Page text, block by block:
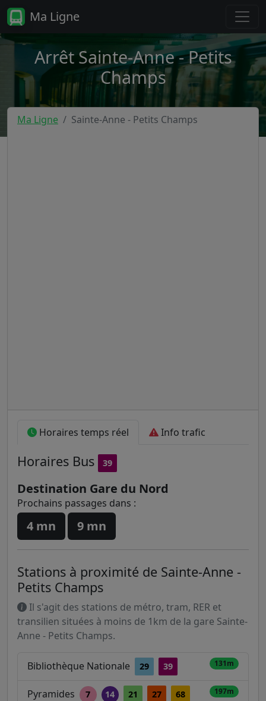
Ma Ligne
Arrêt Sainte-Anne - Petits
Champs
Ma Ligne Sainte-Anne - Petits Champs
Horaires temps réel Info trafic
Horaires Bus 39
Destination Gare du Nord
Prochains passages dans :
4 mn 9 mn
Stations à proximité de Sainte-Anne -
Petits Champs
Il s'agit des stations de métro, tram, RER et
transilien situées à moins de 1km de la gare Sainte-
Anne - Petits Champs.
Bibliothèque Nationale 29 39 131m
Pyramides 7 14 21 27
68
197m